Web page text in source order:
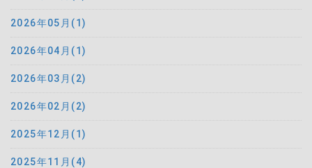
2026年05月(1)
2026年04月(1)
2026年03月(2)
2026年02月(2)
2025年12月(1)
2025年11月(4)